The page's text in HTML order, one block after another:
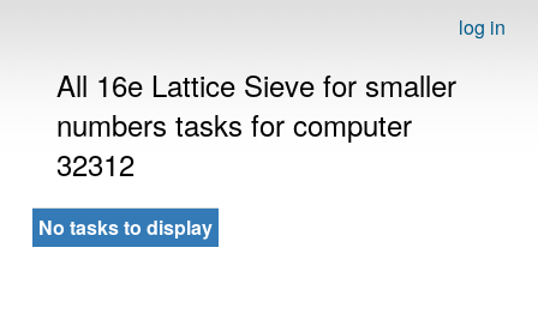
log in
All 16e Lattice Sieve for smaller
numbers tasks for computer
32312
No tasks to display